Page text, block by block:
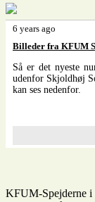
6 years ago
Billeder fra KFUM
Så er det nyeste
udenfor Skjoldhøj
kan ses nedenfor.
KFUM-Spejderne i